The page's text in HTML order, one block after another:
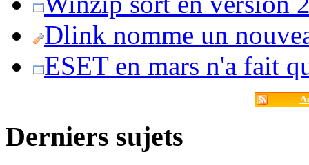
Dlink nomme un
ESET en mars n'a fait
Derniers sujets